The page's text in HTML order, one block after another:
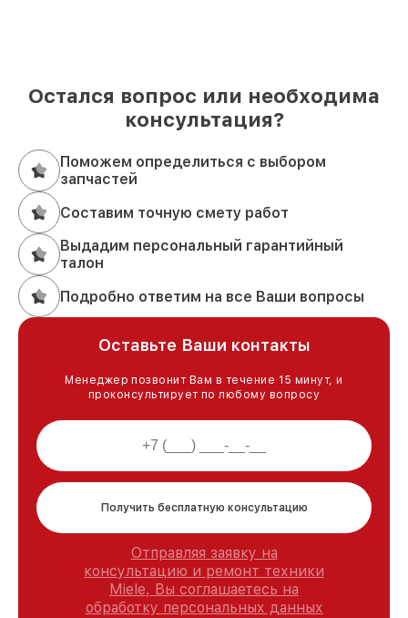
Остался вопрос или необходима
консультация?
Поможем определиться с выбором
запчастей
Составим точную смету работ
Выдадим персональный гарантийный
талон
Подробно ответим на все Ваши вопросы
Оставьте Ваши контакты
Менеджер позвонит Вам в течение 15 минут, и
проконсультирует по любому вопросу
Получить бесплатную консультацию
Отправляя заявку на
консультацию и ремонт техники
Miele, Вы соглашаетесь на
обработку персональных данных